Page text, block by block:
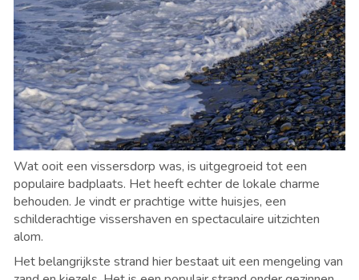
Wat ooit een vissersdorp was, is uitgegroeid tot een
populaire badplaats. Het heeft echter de lokale charme
behouden. Je vindt er prachtige witte huisjes, een
schilderachtige vissershaven en spectaculaire uitzichten
alom.
Het belangrijkste strand hier bestaat uit een mengeling van